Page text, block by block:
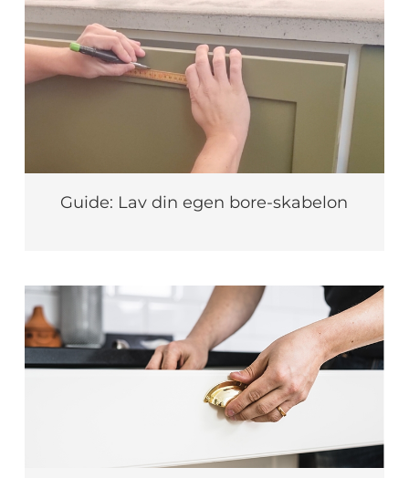
Guide: Lav din egen bore-skabelon